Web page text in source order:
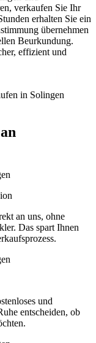
verkaufen Sie Ihr
erhalten Sie ein
übernehmen
Beurkundung.
effizient und
an uns, ohne
Das spart Ihnen
und
entscheiden, ob